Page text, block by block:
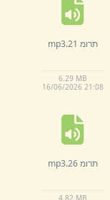
תרומ 21. mp3
6.29 MB
16/06/2026 21:08
תרומ 26. mp3
4. 82 MB